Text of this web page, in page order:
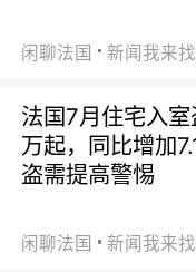
闲聊法国 新闻我来找
法国7月住宅入
万起，同比增加
盗需提高警惕
闲聊法国 新闻我来找